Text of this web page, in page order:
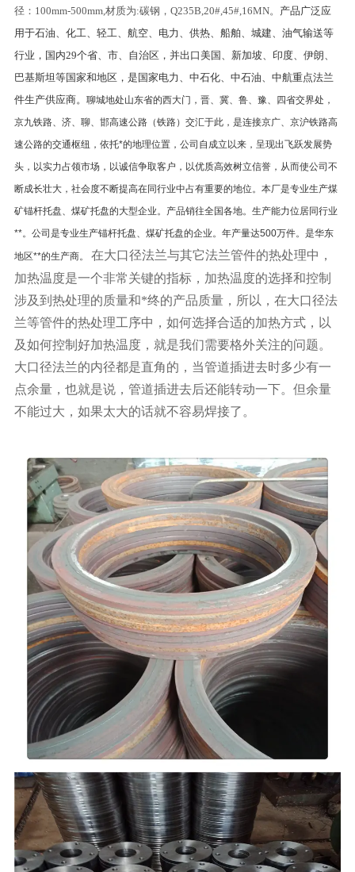
径：100mm-500mm,材质为:碳钢，Q235B,20#,45#,16MN。 产品广泛应
用于石油、化工、轻工、航空、电力、供热、船舶、城建、油气输送等
行业，国内29个省、市、自治区，并出口美国、新加坡、印度、伊朗、
巴基斯坦等国家和地区，是国家电力、中石化、中石油、中航重点法兰
件生产供应商。 聊城地处山东省的西大门，晋、冀、鲁、豫、四省交界处，
京九铁路、济、聊、邯高速公路（铁路）交汇于此，是连接京广、京沪铁路高
速公路的交通枢纽，依托*的地理位置，公司自成立以来，呈现出飞跃发展势
头，以实力占领市场，以诚信争取客户，以优质高效树立信誉，从而使公司不
断成长壮大，社会度不断提高在同行业中占有重要的地位。本厂是专业生产煤
矿锚杆托盘、煤矿托盘的大型企业。产品销往全国各地。生产能力位居同行业
**。公司是专业生产锚杆托盘、煤矿托盘的企业。年产量达500万件。是华东
地区**的生产商。 在大口径法兰与其它法兰管件的热处理中，
加热温度是一个非常关键的指标，加热温度的选择和控制
涉及到热处理的质量和*终的产品质量，所以，在大口径法
兰等管件的热处理工序中，如何选择合适的加热方式，以
及如何控制好加热温度，就是我们需要格外关注的问题。
大口径法兰的内径都是直角的，当管道插进去时多少有一
点余量，也就是说，管道插进去后还能转动一下。但余量
不能过大，如果太大的话就不容易焊接了。